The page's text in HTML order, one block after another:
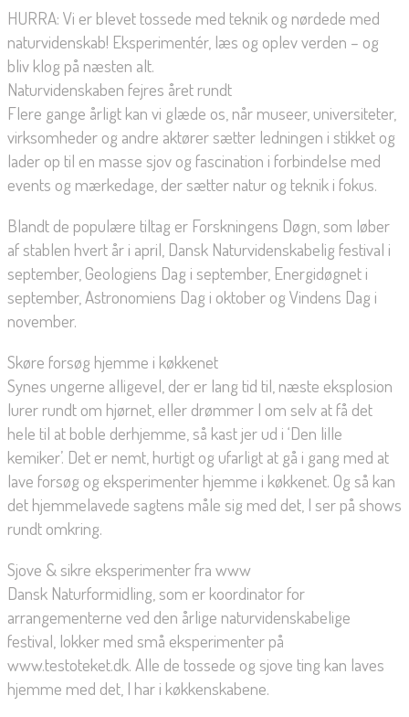
HURRA: Vi er blevet tossede med teknik og nørdede med
naturvidenskab! Eksperimentér, læs og oplev verden – og
bliv klog på næsten alt.
Naturvidenskaben fejres året rundt
Flere gange årligt kan vi glæde os, når museer, universiteter,
virksomheder og andre aktører sætter ledningen i stikket og
lader op til en masse sjov og fascination i forbindelse med
events og mærkedage, der sætter natur og teknik i fokus.
Blandt de populære tiltag er Forskningens Døgn, som løber
af stablen hvert år i april, Dansk Naturvidenskabelig festival i
september, Geologiens Dag i september, Energidøgnet i
september, Astronomiens Dag i oktober og Vindens Dag i
november.
Skøre forsøg hjemme i køkkenet
Synes ungerne alligevel, der er lang tid til, næste eksplosion
lurer rundt om hjørnet, eller drømmer I om selv at få det
hele til at boble derhjemme, så kast jer ud i ‘Den lille
kemiker’. Det er nemt, hurtigt og ufarligt at gå i gang med at
lave forsøg og eksperimenter hjemme i køkkenet. Og så kan
det hjemmelavede sagtens måle sig med det, I ser på shows
rundt omkring.
Sjove & sikre eksperimenter fra www
Dansk Naturformidling, som er koordinator for
arrangementerne ved den årlige naturvidenskabelige
festival, lokker med små eksperimenter på
www.testoteket.dk. Alle de tossede og sjove ting kan laves
hjemme med det, I har i køkkenskabene.